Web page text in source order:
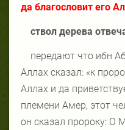
да благословит его
ствол дерева
передают что ибн
Аллах сказал: «к
Аллах и да
племени Амер, этот
он сказал пророку: О